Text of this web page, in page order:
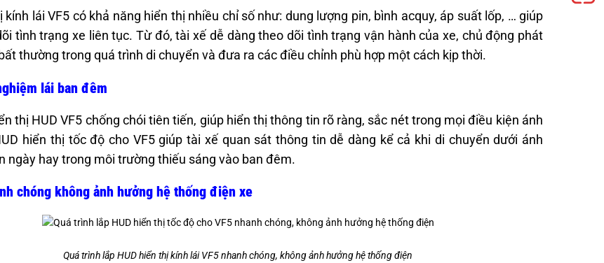
kính lái VF5 có khả năng hiển thị nhiều chỉ số như: dung lượng pin, bình acquy, áp suất lốp, … giúp
tình trạng xe liên tục. Từ đó, tài xế dễ dàng theo dõi tình trạng vận hành của xe, chủ động phát
thường trong quá trình di chuyển và đưa ra các điều chỉnh phù hợp một cách kịp thời.
lái ban đêm
thị HUD VF5 chống chói tiên tiến, giúp hiển thị thông tin rõ ràng, sắc nét trong mọi điều kiện ánh
hiển thị tốc độ cho VF5 giúp tài xế quan sát thông tin dễ dàng kể cả khi di chuyển dưới ánh
ngày hay trong môi trường thiếu sáng vào ban đêm.
chóng không ảnh hưởng hệ thống điện xe
Quá trình lắp HUD hiển thị kính lái VF5 nhanh chóng, không ảnh hưởng hệ thống điện